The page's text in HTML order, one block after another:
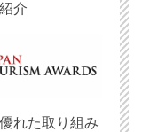
介
れた取り組み